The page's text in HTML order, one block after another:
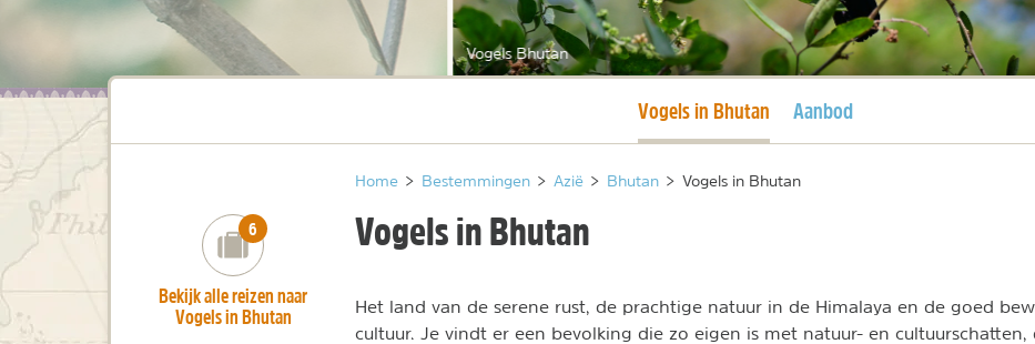
Vogels Bhutan
Huidige pagina
Vogels in Bhutan Aanbod
Home > Bestemmingen > Azië > Bhutan > Vogels in Bhutan
Vogels in Bhutan
Het land van de serene rust, de prachtige natuur in de Himalaya en de goed
cultuur. Je vindt er een bevolking die zo eigen is met natuur- en cultuurschatten,
number_of_trips:
6
Bekijk alle reizen naar
Vogels in Bhutan